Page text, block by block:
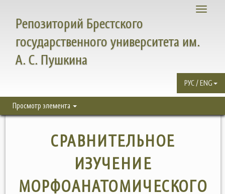
Toggle
Репозиторий Брестского
государственного университета им.
А. С. Пушкина
РУС / ENG
Просмотр элемента
СРАВНИТЕЛЬНОЕ
ИЗУЧЕНИЕ
МОРФОАНАТОМИЧЕСКОГО